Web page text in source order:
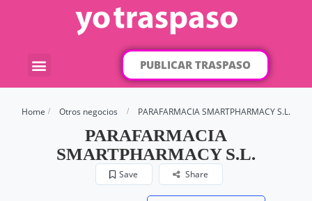
PUBLICAR TRASPASO
Home Otros negocios PARAFARMACIA SMARTPHARMACY S.L.
PARAFARMACIA
SMARTPHARMACY S.L.
Save Share